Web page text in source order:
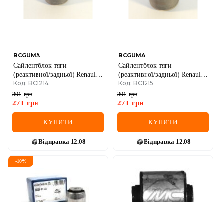
BCGUMA
Сайлентблок тяги
(реактивної/задньої) Renault
Trafic/Opel Vivaro 01- (L)
(44x12x44/34)
Код: BC1214
301 грн
271 грн
КУПИТИ
Відправка 12.08
BCGUMA
Сайлентблок тяги
(реактивної/задньої) Renault
Trafic/Opel Vivaro 01- (R)
(40x12x44/35)
Код: BC1215
301 грн
271 грн
КУПИТИ
Відправка 12.08
-10%